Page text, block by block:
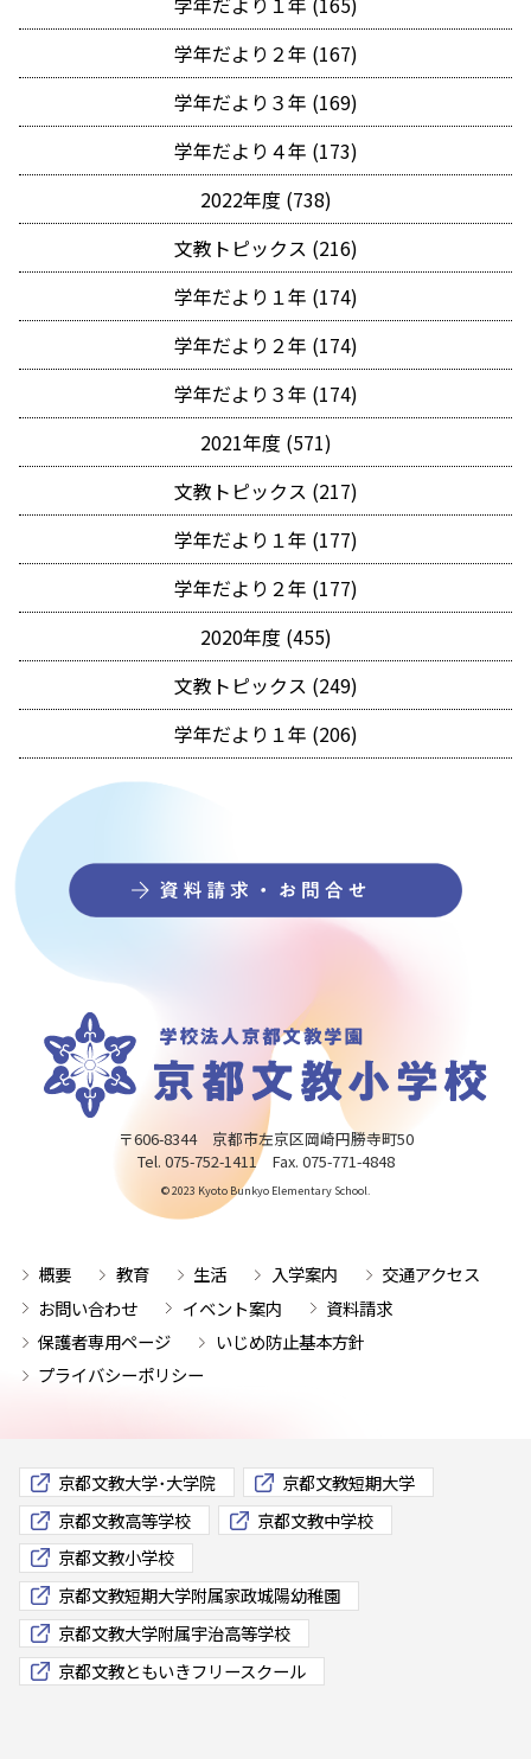
学年だより２年 (167)
学年だより３年 (169)
学年だより４年 (173)
2022年度 (738)
文教トピックス (216)
学年だより１年 (174)
学年だより２年 (174)
学年だより３年 (174)
2021年度 (571)
文教トピックス (217)
学年だより１年 (177)
学年だより２年 (177)
2020年度 (455)
文教トピックス (249)
学年だより１年 (206)
〒606-8344 京都市左京区岡崎円勝寺町50
Tel. 075-752-1411 Fax. 075-771-4848
© 2023 Kyoto Bunkyo Elementary School.
概要 教育 生活 入学案内
交通アクセス
お問い合わせ
イベント案内
資料請求
保護者専用ページ
いじめ防止基本方針
プライバシーポリシー
京都文教大学･大学院
京都文教短期大学
京都文教高等学校
京都文教中学校
京都文教小学校
京都文教短期大学附属家政城陽幼稚園
京都文教大学附属宇治高等学校
京都文教ともいきフリースクール